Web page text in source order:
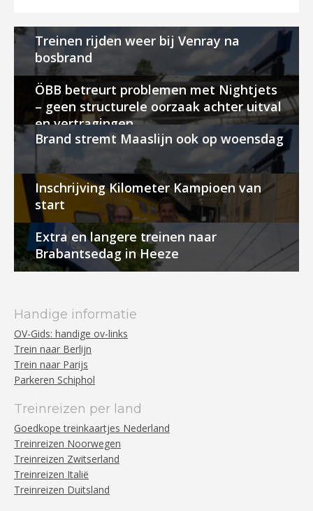
Treinen rijden weer bij Venray na
bosbrand
ÖBB betreurt problemen met Nightjets
– geen structurele oorzaak achter uitval
en vertragingen
Brand stremt Maaslijn ook op woensdag
Inschrijving Kilometer Kampioen van
start
Extra en langere treinen naar
Brabantsedag in Heeze
Handige informatie
OV-Gids: handige ov-links
Trein naar Berlijn
Trein naar Parijs
Parkeren Schiphol
Treinreizen per land
Goedkope treinkaartjes Nederland
Treinreizen Noorwegen
Treinreizen Zwitserland
Treinreizen Italië
Treinreizen Duitsland